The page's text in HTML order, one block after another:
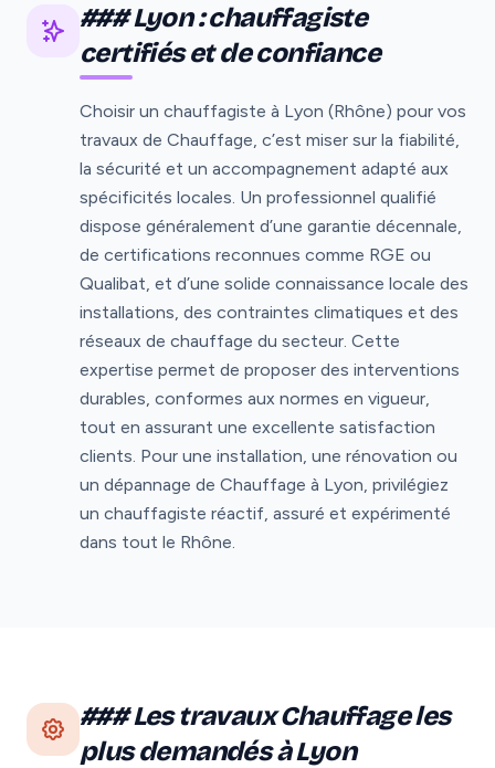
### Lyon : chauffagiste
certifiés et de confiance
Choisir un chauffagiste à Lyon (Rhône) pour vos
travaux de Chauffage, c’est miser sur la fiabilité,
la sécurité et un accompagnement adapté aux
spécificités locales. Un professionnel qualifié
dispose généralement d’une garantie décennale,
de certifications reconnues comme RGE ou
Qualibat, et d’une solide connaissance locale des
installations, des contraintes climatiques et des
réseaux de chauffage du secteur. Cette
expertise permet de proposer des interventions
durables, conformes aux normes en vigueur,
tout en assurant une excellente satisfaction
clients. Pour une installation, une rénovation ou
un dépannage de Chauffage à Lyon, privilégiez
un chauffagiste réactif, assuré et expérimenté
dans tout le Rhône.
### Les travaux Chauffage les
plus demandés à Lyon